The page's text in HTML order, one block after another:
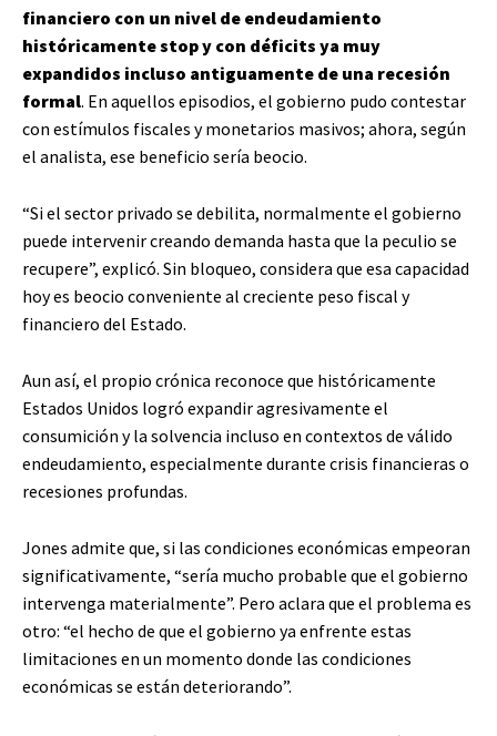
financiero con un nivel de endeudamiento
históricamente stop y con déficits ya muy
expandidos incluso antiguamente de una recesión
formal. En aquellos episodios, el gobierno pudo contestar
con estímulos fiscales y monetarios masivos; ahora, según
el analista, ese beneficio sería beocio.
“Si el sector privado se debilita, normalmente el gobierno
puede intervenir creando demanda hasta que la peculio se
recupere”, explicó. Sin bloqueo, considera que esa capacidad
hoy es beocio conveniente al creciente peso fiscal y
financiero del Estado.
Aun así, el propio crónica reconoce que históricamente
Estados Unidos logró expandir agresivamente el
consumición y la solvencia incluso en contextos de válido
endeudamiento, especialmente durante crisis financieras o
recesiones profundas.
Jones admite que, si las condiciones económicas empeoran
significativamente, “sería mucho probable que el gobierno
intervenga materialmente”. Pero aclara que el problema es
otro: “el hecho de que el gobierno ya enfrente estas
limitaciones en un momento donde las condiciones
económicas se están deteriorando”.